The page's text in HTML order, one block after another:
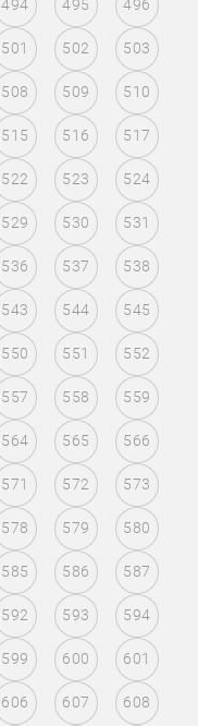
494 495 496
501 502 503
508 509 510
515 516 517
522 523 524
529 530 531
536 537 538
543 544 545
550 551 552
557 558 559
564 565 566
571 572 573
578 579 580
585 586 587
592 593 594
599 600 601
606 607 608